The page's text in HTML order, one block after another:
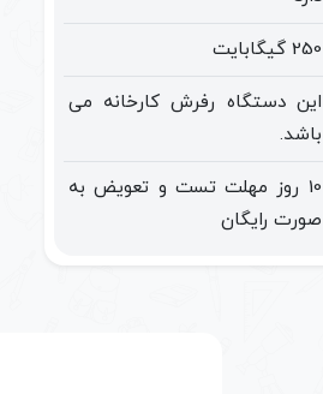
250 گيگابايت
این دستگاه رفرش کارخانه می
باشد.
10 روز مهلت تست و تعویض به
صورت رایگان